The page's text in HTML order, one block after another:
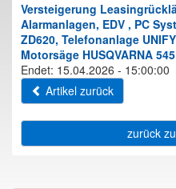
Versteigerung
Alarmanlagen, EDV , PC
ZD620, Telefonanlage
Motorsäge HUSQVARNA
Endet: 15.04.2026 - 15:00:00
Artikel zurück
zurück